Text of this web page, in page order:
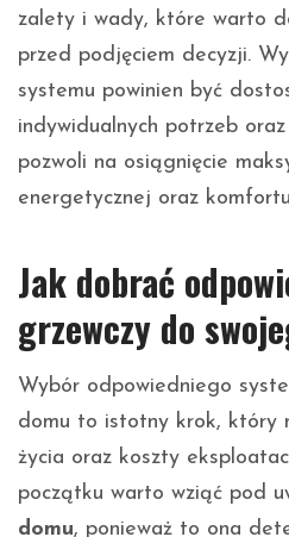
zalety i wady, które warto
przed podjęciem decyzji.
systemu powinien być
indywidualnych potrzeb
pozwoli na osiągnięcie
energetycznej oraz
Jak dobrać
grzewczy do
Wybór odpowiedniego
domu to istotny krok, który
życia oraz koszty
początku warto wziąć pod
domu, ponieważ to ona